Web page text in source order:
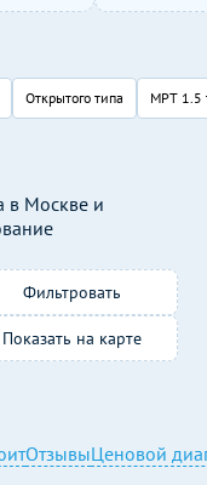
Открытого типа МРТ 1.5
в Москве и
Фильтровать
Показать на карте
ОтзывыЦеновой